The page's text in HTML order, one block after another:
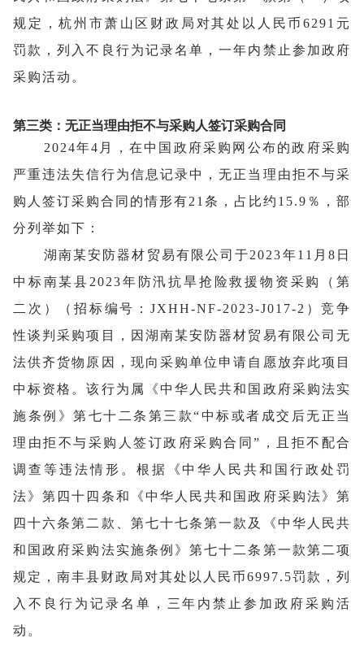
规定，杭州市萧山区财政局对其处以人民币6291元
罚款，列入不良行为记录名单，一年内禁止参加政府
采购活动。
第三类：无正当理由拒不与采购人签订采购合同
2024年4月，在中国政府采购网公布的政府采购
严重违法失信行为信息记录中，无正当理由拒不与采
购人签订采购合同的情形有21条，占比约15.9％，部
分列举如下 ：
湖南某安防器材贸易有限公司于2023年11月8日
中标南某县2023年防汛抗旱抢险救援物资采购（第
二次）（招标编号：JXHH-NF-2023-J017-2）竞争
性谈判采购项目，因湖南某安防器材贸易有限公司无
法供齐货物原因，现向采购单位申请自愿放弃此项目
中标资格。该行为属《中华人民共和国政府采购法实
施条例》第七十二条第三款“中标或者成交后无正当
理由拒不与采购人签订政府采购合同”，且拒不配合
调查等违法情形。根据《中华人民共和国行政处罚
法》第四十四条和《中华人民共和国政府采购法》第
四十六条第二款、第七十七条第一款及《中华人民共
和国政府采购法实施条例》第七十二条第一款第二项
规定，南丰县财政局对其处以人民币6997.5罚款，列
入不良行为记录名单，三年内禁止参加政府采购活
动。